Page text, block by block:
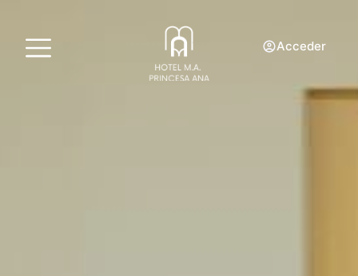
Acceder